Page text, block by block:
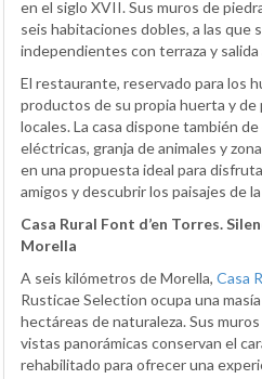
en el siglo XVII. Sus muros de
seis habitaciones dobles, a las que
independientes con terraza y salida
El restaurante, reservado para los
productos de su propia huerta y
locales. La casa dispone también
eléctricas, granja de animales y
en una propuesta ideal para
amigos y descubrir los paisajes de
Casa Rural Font d’en Torres.
Morella
A seis kilómetros de Morella, Casa
Rusticae Selection ocupa una
hectáreas de naturaleza. Sus
vistas panorámicas conservan el
rehabilitado para ofrecer una